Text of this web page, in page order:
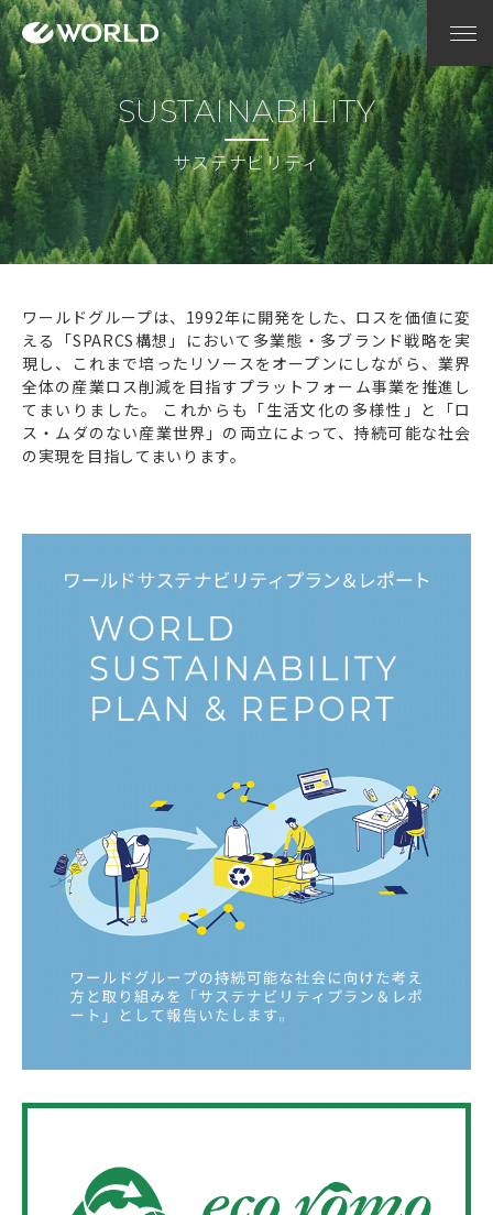
SUSTAINABILITY
サステナビリティ
ワールドグループは、1992年に開発をした、ロスを価値に変
える「SPARCS構想」において 多業態・多ブランド戦略を実
現し、これまで培ったリソースをオープンにしながら、業界
全体の産業ロス削減を目指すプラットフォーム事業を推進し
てまいりました。
これからも「生活文化の多様性」と「ロ
ス・ムダのない産業世界」の両立によって、持続可能な社会
の実現を目指してまいります。